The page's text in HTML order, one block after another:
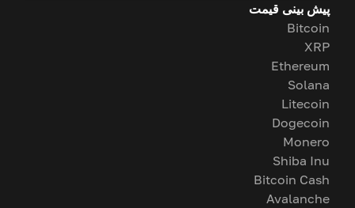
پیش بینی قیمت
Bitcoin
XRP
Ethereum
Solana
Litecoin
Dogecoin
Monero
Shiba Inu
Bitcoin Cash
Avalanche